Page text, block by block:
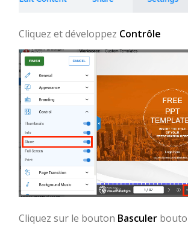
Cliquez et développez Contrôle
Cliquez sur le bouton Basculer